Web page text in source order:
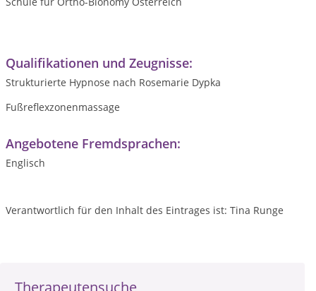
Qualifikationen und Zeugnisse:
Strukturierte Hypnose nach Rosemarie Dypka
Fußreflexzonenmassage
Angebotene Fremdsprachen:
Englisch
Verantwortlich für den Inhalt des Eintrages ist: Tina Runge